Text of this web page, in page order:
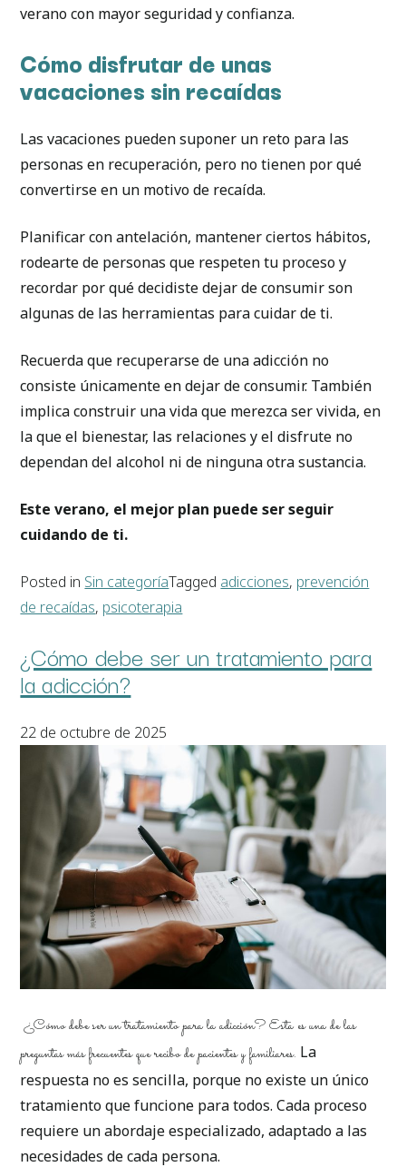
verano con mayor seguridad y confianza.
Cómo disfrutar de unas
vacaciones sin recaídas
Las vacaciones pueden suponer un reto para las
personas en recuperación, pero no tienen por qué
convertirse en un motivo de recaída.
Planificar con antelación, mantener ciertos hábitos,
rodearte de personas que respeten tu proceso y
recordar por qué decidiste dejar de consumir son
algunas de las herramientas para cuidar de ti.
Recuerda que recuperarse de una adicción no
consiste únicamente en dejar de consumir. También
implica construir una vida que merezca ser vivida, en
la que el bienestar, las relaciones y el disfrute no
dependan del alcohol ni de ninguna otra sustancia.
Este verano, el mejor plan puede ser seguir
cuidando de ti.
Posted in Sin categoríaTagged adicciones, prevención
de recaídas, psicoterapia
¿Cómo debe ser un tratamiento para
la adicción?
22 de octubre de 2025
¿Cómo debe ser un tratamiento para la adicción?Esta es una de las
preguntas más frecuentes que recibo de pacientes y familiares. La
respuesta no es sencilla, porque no existe un único
tratamiento que funcione para todos. Cada proceso
requiere un abordaje especializado, adaptado a las
necesidades de cada persona.